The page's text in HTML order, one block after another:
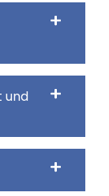
und